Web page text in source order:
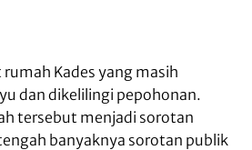
Kades yang masih
dan dikelilingi pepohonan.
tersebut menjadi sorotan
banyaknya sorotan publik